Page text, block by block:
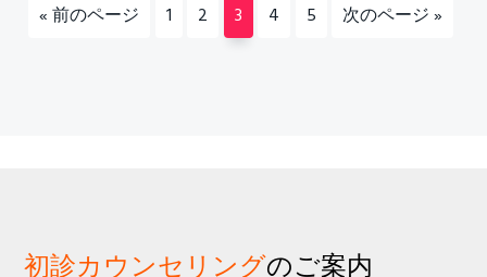
ケ
け
«移
前のページ
ペ1
ペ
2
ペ
ー
3
ペ
4
ペ
5
移
次のページ »
初診カウンセリングのご案内